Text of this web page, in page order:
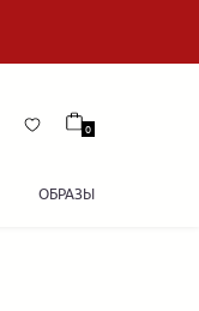
0
ОБРАЗЫ